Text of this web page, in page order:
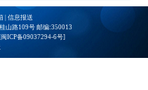
信息报送
山路109号 邮编:350013
闽ICP备09037294-6号]